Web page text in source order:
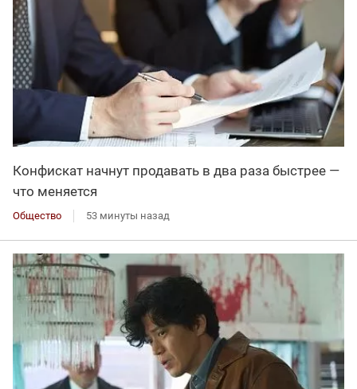
Конфискат начнут продавать в два раза быстрее —
что меняется
Общество 53 минуты назад